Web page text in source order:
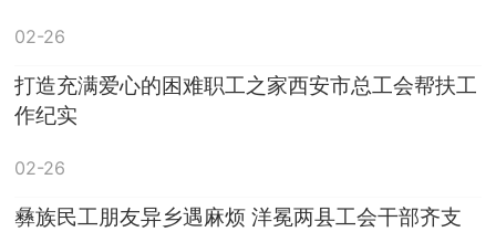
02-26
打造充满爱心的困难职工之家西安市总工会帮扶工
作纪实
02-26
彝族民工朋友异乡遇麻烦 洋冕两县工会干部齐支